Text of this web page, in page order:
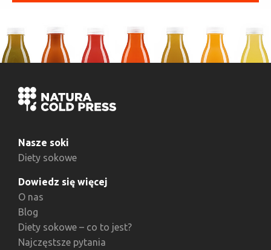
Nasze soki
Diety sokowe
Dowiedz się więcej
O nas
Blog
Diety sokowe – co to jest?
Najczęstsze pytania